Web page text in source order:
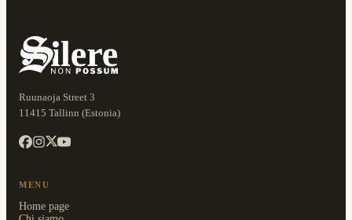
Ruunaoja Street 3
11415 Tallinn (Estonia)
MENU
Home page